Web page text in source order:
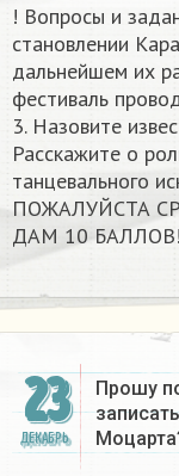
! Вопросы и
становлении
дальнейшем их
фестиваль
3. Назовите
Расскажите о
танцевального
ПОЖАЛУЙСТА
ДАМ 10
23
ДЕКАБРЬ
Прошу